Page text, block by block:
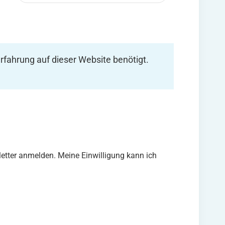
auf dieser Website benötigt.
anmelden. Meine Einwilligung kann ich